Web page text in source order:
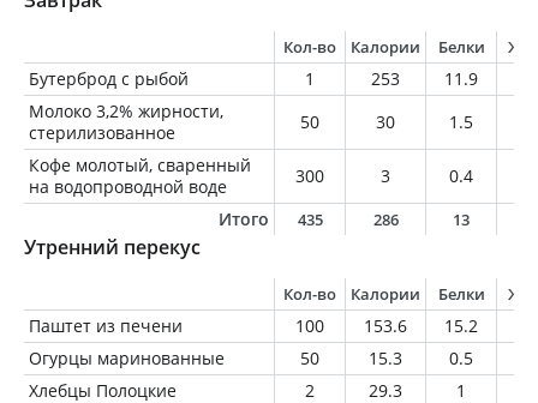
Кол-во Калории Белки
Бутерброд с рыбой 1 253 11.9
Молоко 3,2% жирности,
стерилизованное
50 30 1.5
Кофе молотый, сваренный
на водопроводной воде
300 3 0.4
Итого
435 286 13
Утренний перекус
Кол-во Калории Белки
Паштет из печени 100 153.6 15.2
Огурцы маринованные
50 15.3 0.5
Хлебцы Полоцкие
2 29.3 1